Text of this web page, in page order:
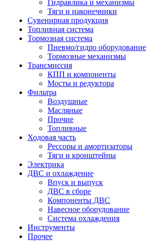
Гидравлика и механизмы
Тяги и наконечники
Сувенирная продукция
Топливная система
Тормозная система
Пневмо/гидро оборудование
Тормозные механизмы
Трансмиссия
КПП и компоненты
Мосты и редуктора
Фильтра
Воздушные
Масляные
Прочие
Топливные
Ходовая часть
Рессоры и амортизаторы
Тяги и кронштейны
Электрика
ДВС и охлаждение
Впуск и выпуск
ДВС в сборе
Компоненты ДВС
Навесное оборудование
Система охлаждения
Инструменты
Прочее